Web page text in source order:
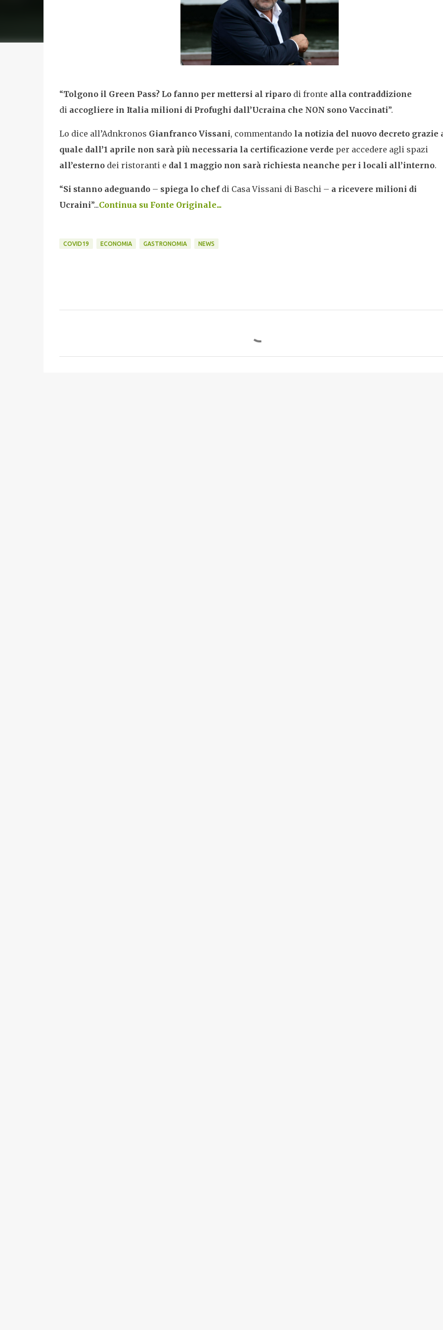
“Tolgono il Green Pass? Lo fanno per mettersi al riparodi fronte alla contraddizione
di accogliere in Italia milioni di Profughi dall’Ucraina che NON sono Vaccinati”.
Lo dice all’Adnkronos Gianfranco Vissani, commentando la notizia del nuovo decreto grazie
quale dall’1 aprile non sarà più necessaria la certificazione verde per accedere agli spazi
all’esterno dei ristoranti e dal 1 maggio non sarà richiesta neanche per i locali all’interno.
“Si stanno adeguando – spiega lo chef di Casa Vissani di Baschi – a ricevere milioni di
Ucraini”...Continua su Fonte Originale...
COVID19 ECONOMIA GASTRONOMIA NEWS